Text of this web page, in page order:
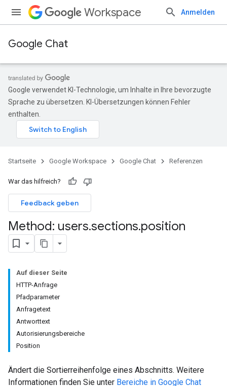
Workspace Anmelden
Google Chat
Google verwendet KI-Technologie, um Inhalte in Ihre bevorzugte
Sprache zu übersetzen. KI-Übersetzungen können Fehler
enthalten.
Startseite Google Workspace Google Chat Referenzen
War das hilfreich?
Feedback geben
Method: users.sections.position
Auf dieser Seite
HTTP-Anfrage
Pfadparameter
Anfragetext
Antworttext
Autorisierungsbereiche
Position
Ändert die Sortierreihenfolge eines Abschnitts. Weitere
Informationen finden Sie unter Bereiche in Google Chat